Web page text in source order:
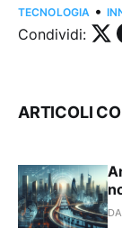
TECNOLOGIA •
Condividi:
ARTICOLI